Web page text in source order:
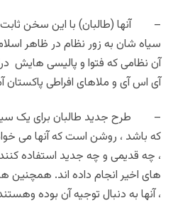
– آنها (طالبان) با این سخن
سیاه شان به زور نظام در ظاهر
آن نظامی که فتوا و پالیسی هایش
آی اس آی و ملاهای افراطی پاکستان
– طرح جدید طالبان برای یک
که باشد ، روشن است که آنها می
، چه قدیمی و چه جدید استفاده
های اخیر انجام داده اند. همچنین
، آنها به دنبال توجیه آن بوده